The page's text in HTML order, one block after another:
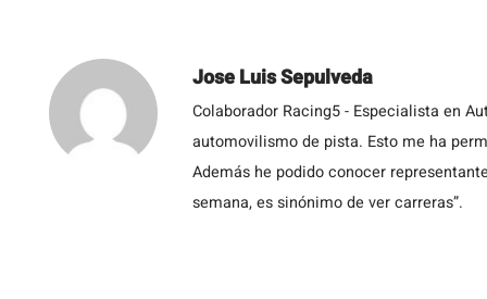
Jose Luis Sepulveda
Colaborador Racing5 - Especialista en
automovilismo de pista. Esto me ha
Además he podido conocer
semana, es sinónimo de ver carreras”.